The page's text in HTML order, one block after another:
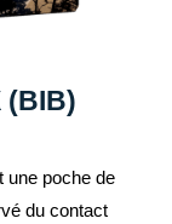
(BIB)
une poche de
du contact